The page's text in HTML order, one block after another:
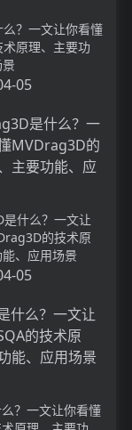
？一文让你看懂
原理、主要功
05
什么？一文让
的技术原
、应用场景
05
？一文让你看懂